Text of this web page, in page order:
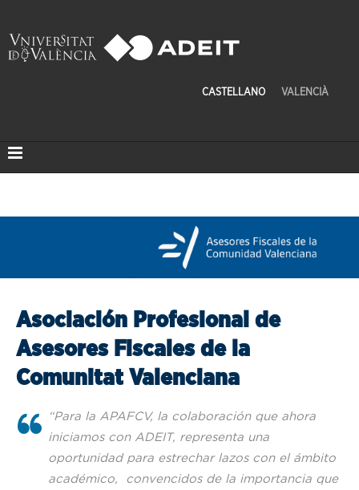
CASTELLANO VALENCIÀ
Asociación Profesional de
Asesores Fiscales de la
Comunitat Valenciana
“Para la APAFCV, la colaboración que ahora
iniciamos con ADEIT, representa una
oportunidad para estrechar lazos con el ámbito
académico, convencidos de la importancia que